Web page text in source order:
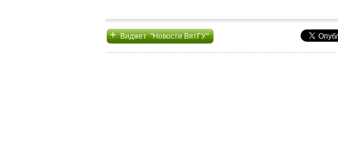
+Виджет "Новости ВятГУ"